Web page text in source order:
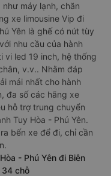
máy lạnh, chăn
xe limousine Vip đi
Yên là ghế có nút tùy
nhu cầu của hành
vi led 19 inch, hệ thống
v.v.. Nhằm đáp
mái nhất cho hành
đa số các hãng xe
hỗ trợ trung chuyển
Tuy Hòa - Phú Yên.
bến xe để đi, chỉ cần
- Phú Yên đi Biên
34 chỗ